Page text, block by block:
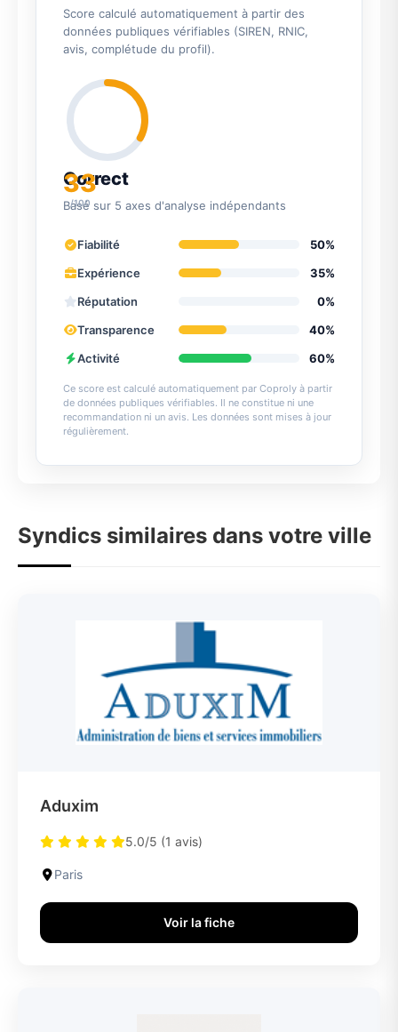
Score calculé automatiquement à partir des
données publiques vérifiables (SIREN, RNIC,
avis, complétude du profil).
33
/100
Correct
Basé sur 5 axes d'analyse indépendants
Fiabilité
50%
Expérience
35%
Réputation
0%
Transparence
40%
Activité
60%
Ce score est calculé automatiquement par Coproly à partir
de données publiques vérifiables. Il ne constitue ni une
recommandation ni un avis. Les données sont mises à jour
régulièrement.
Syndics similaires dans votre ville
Aduxim
5.0/5 (1 avis)
Paris
Voir la fiche